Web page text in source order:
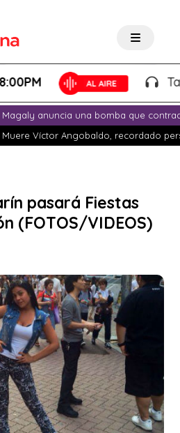
Magaly anuncia una bomba que
Muere Víctor Angobaldo, recordado
pasará Fiestas
(FOTOS/VIDEOS)